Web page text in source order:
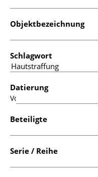
Objektbezeichnung
Schlagwort
Datierung
Von:
Beteiligte
Serie / Reihe